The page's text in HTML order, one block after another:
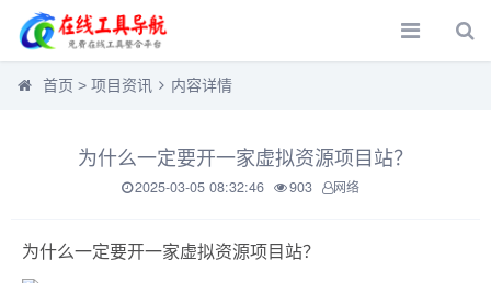
首页 > 项目资讯 内容详情
为什么一定要开一家虚拟资源项目站？
2025-03-05 08:32:46 903 网络
为什么一定要开一家虚拟资源项目站？